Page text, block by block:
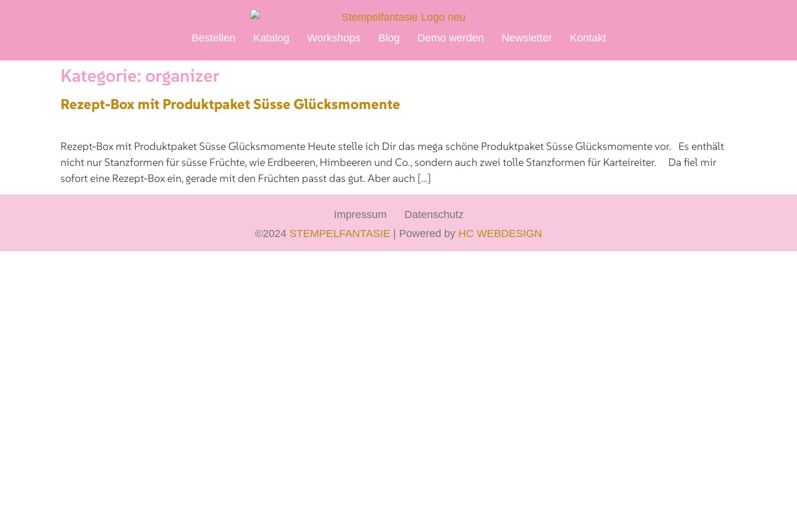
Bestellen Katalog Workshops Blog Demo werden Newsletter Kontakt
Kategorie: organizer
Rezept-Box mit Produktpaket Süsse Glücksmomente
Rezept-Box mit Produktpaket Süsse Glücksmomente Heute stelle ich Dir das mega schöne Produktpaket Süsse Glücksmomente vor. Es enthält
nicht nur Stanzformen für süsse Früchte, wie Erdbeeren, Himbeeren und Co., sondern auch zwei tolle Stanzformen für Karteireiter. Da fiel mir
sofort eine Rezept-Box ein, gerade mit den Früchten passt das gut. Aber auch […]
Impressum
Datenschutz
©2024 STEMPELFANTASIE | Powered by HC WEBDESIGN